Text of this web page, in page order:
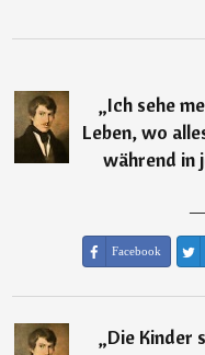
„Ich sehe
Leben, wo
während in
Facebook
„Die Kinder